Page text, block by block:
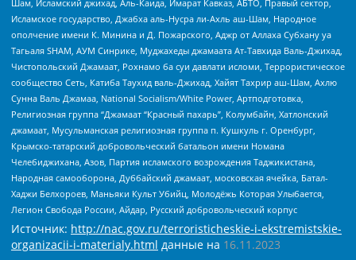
Шам, Исламский джихад, Аль-Каида, Имарат Кавказ, АБТО, Правый сектор,
Исламское государство, Джабха аль-Нусра ли-Ахль аш-Шам, Народное
ополчение имени К. Минина и Д. Пожарского, Аджр от Аллаха Субхану уа
Тагьаля SHAM, АУМ Синрике, Муджахеды джамаата Ат-Тавхида Валь-Джихад,
Чистопольский Джамаат, Рохнамо ба суи давлати исломи, Террористическое
сообщество Сеть, Катиба Таухид валь-Джихад, Хайят Тахрир аш-Шам, Ахлю
Сунна Валь Джамаа, National Socialism/White Power, Артподготовка,
Религиозная группа “Джамаат “Красный пахарь”, Колумбайн, Хатлонский
джамаат, Мусульманская религиозная группа п. Кушкуль г. Оренбург,
Крымско-татарский добровольческий батальон имени Номана
Челебиджихана, Азов, Партия исламского возрождения Таджикистана,
Народная самооборона, Дуббайский джамаат, московская ячейка, Батал-
Хаджи Белхороев, Маньяки Культ Убийц, Молодёжь Которая Улыбается,
Легион Свобода России, Айдар, Русский добровольческий корпус
Источник: http://nac.gov.ru/terroristicheskie-i-ekstremistskie-
organizacii-i-materialy.html данные на 16.11.2023